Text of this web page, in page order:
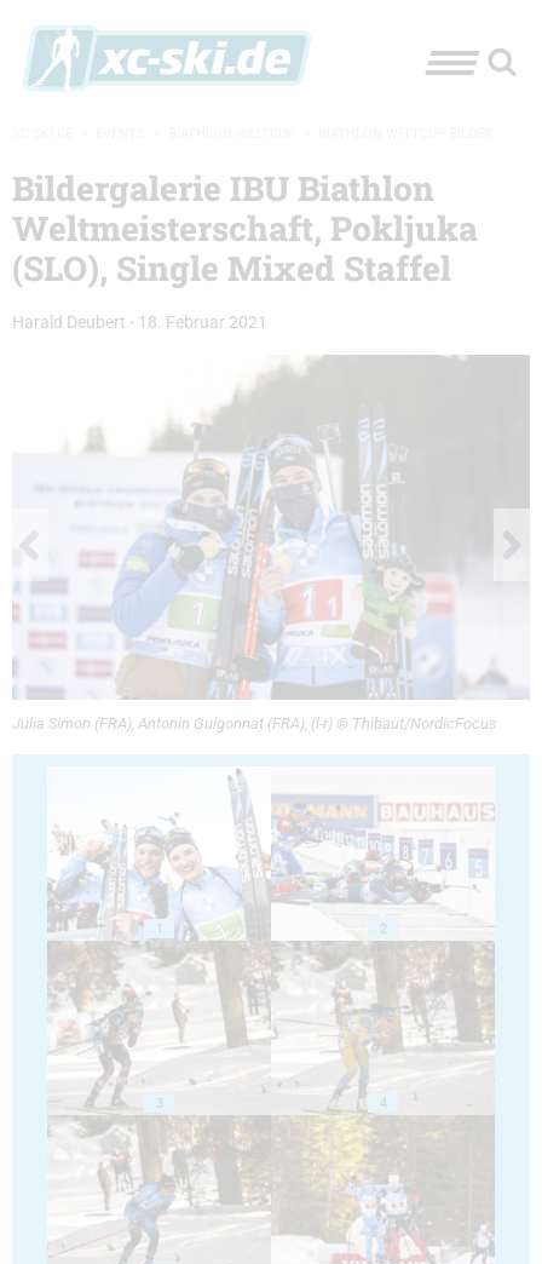
Bildergalerie IBU Biathlon
Weltmeisterschaft, Pokljuka
(SLO), Single Mixed Staffel
Harald Deubert - 18. Februar 2021
Julia Simon (FRA), Antonin Guigonnat (FRA), (l-r) © Thibaut/NordicFocus
1 2
3 4